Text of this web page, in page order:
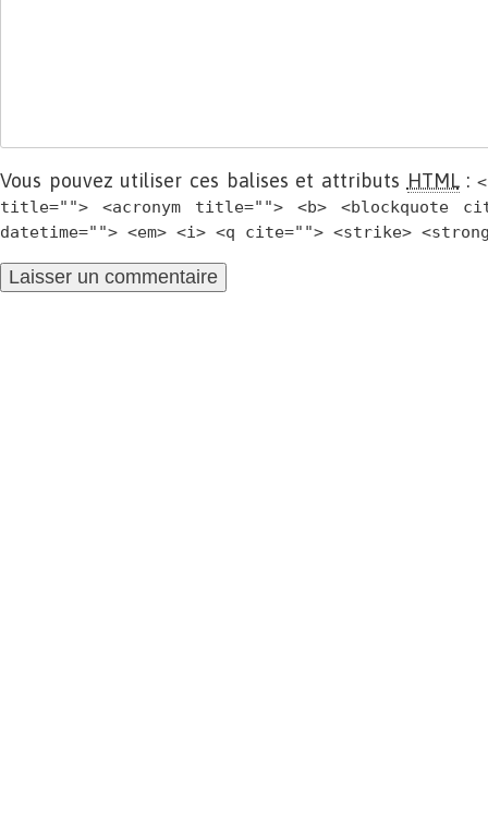
Vous pouvez utiliser ces balises et attributs HTML:
title=""> <acronym title=""> <b> <blockquote
datetime=""> <em> <i> <q cite=""> <strike>